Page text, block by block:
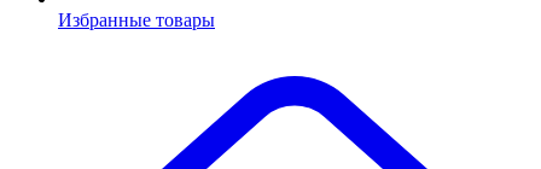
Избранные товары